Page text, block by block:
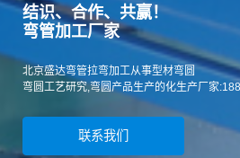
结识、合作、共赢！
弯管加工厂家
北京盛达弯管拉弯加工从事型材弯圆
弯圆工艺研究,弯圆产品生产的化生产厂家
联系我们